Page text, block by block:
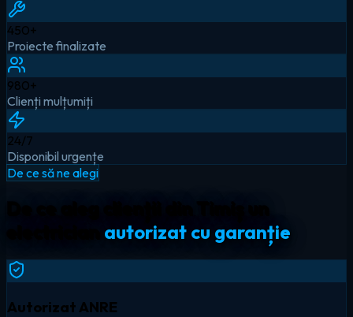
450+
Proiecte finalizate
980+
Clienți mulțumiți
24/7
Disponibil urgențe
De ce să ne alegi
autorizat cu garanție
Autorizat ANRE